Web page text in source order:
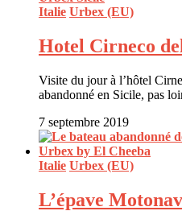
Italie Urbex (EU)
Hotel Cirneco
Visite du jour à l’hôtel
abandonné en Sicile, pas
7 septembre 2019
Italie Urbex (EU)
L’épave